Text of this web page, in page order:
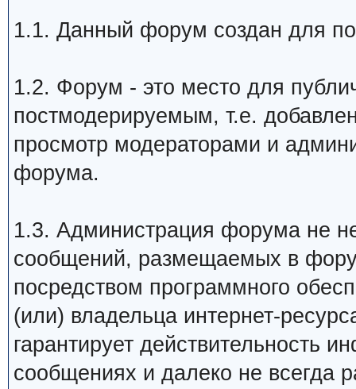
1.1. Данный форум создан для
1.2. Форум - это место для
постмодерируемым, т.е.
просмотр модераторами и
форума.
1.3. Администрация форума не
сообщений, размещаемых в
посредством программного
(или) владельца интернет-
гарантирует действительность
сообщениях и далеко не всегда